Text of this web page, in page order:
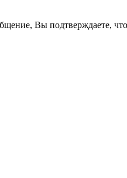
Вы подтверждаете,